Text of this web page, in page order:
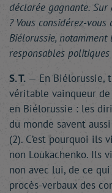
déclarée gagnante.
? Vous considérez-
Biélorussie,
responsables
S. T. — En Biélorussie,
véritable vainqueur
en Biélorussie : les
du monde savent
(2). C’est pourquoi
non Loukachenko. Ils
non avec lui, de ce
procès-verbaux des